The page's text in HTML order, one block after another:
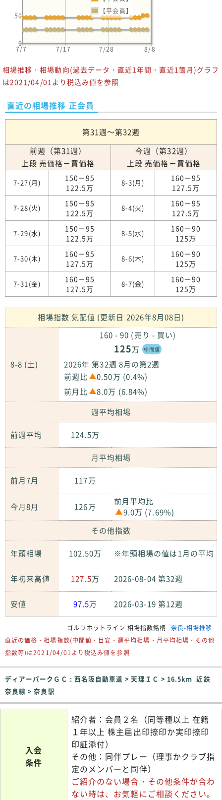
7/7 7/17 7/28 8/8
0
50
【平会員】
相場推移・相場動向(過去データ・直近1年間・直近1箇月)グラフ
は2021/04/01より税込み値を参照
直近の相場推移 正会員
第31週～第32週
前週（第31週）
上段 売価格－買価格
今週（第32週）
上段 売価格－買価格
7-27(月)
150－95
122.5万
7-28(火)
150－95
122.5万
7-29(水)
150－95
122.5万
7-30(木)
160－95
127.5万
7-31(金)
160－95
127.5万
8-3(月)
160－95
127.5万
8-4(火)
160－95
127.5万
8-5(水)
160－90
125万
8-6(木)
160－90
125万
8-7(金)
160－90
125万
相場指数 気配値 (更新日 2026年8月08日)
8-8 (土)
160 - 90 (売り - 買い)
125万 中間値
2026年 第32週 8月の第2週
前週比
0.50万 (0.4%)
前月比
8.0万 (6.84%)
週平均相場
前週平均 124.5万
月平均相場
前月7月 117万
今月8月 126万
前月平均比
9.0万 (7.69%)
その他指数
年頭相場 102.50万 ※年頭相場の値は1月の平均
年初来高値 127.5万 2026-08-04 第32週
安値 97.5万 2026-03-19 第12週
ゴルフホットライン 相場指数銘柄
奈良-相場推移
直近の価格・相場指数(中間値・目安・週平均相場・月平均相場・その他
指数等)は2021/04/01より税込み値を参照
ディアーパークＧＣ : 西名阪自動車道 > 天理ＩＣ > 16.5km 近鉄
奈良線 > 奈良駅
入会
条件
紹介者：会員２名（同等種以上 在籍
１年以上 株主届出印捺印か実印捺印
印証添付）
その他：同伴プレー（理事かクラブ指
定のメンバーと同伴）
ご紹介のない場合・その他条件が合わ
ない時は、お気軽にご相談ください。